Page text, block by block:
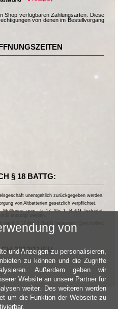
Shop verfügbaren Zahlungsarten. Diese
von denen im Bestellvorgang
§ 18 BATTG:
unentgeltlich zurückgegeben werden.
von Altbatterien gesetzlich verpflichtet.
Mülltonne gem. § 17 Abs.1 BattG bedeutet:
nach § 17 Abs.3 BattG bedeuten: Quecksilber,
2013/11/EU
von
und Anzeigen zu personalisieren,
zu können und die Zugriffe
Außerdem geben wir
Website an unsere Partner für
weiter. Des weiteren werden
um die Funktion der Webseite zu